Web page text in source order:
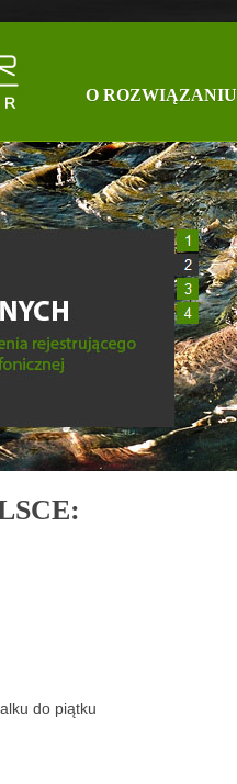
O ROZWIĄZANIU
do piątku